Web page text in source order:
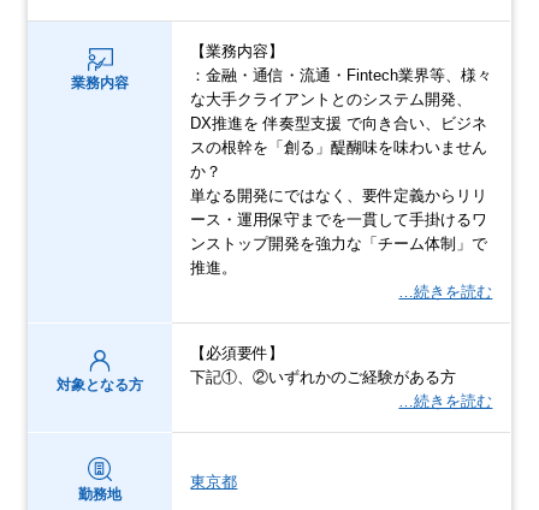
業務内容
【業務内容】
：金融・通信・流通・Fintech業界等、様々
な大手クライアントとのシステム開発、
DX推進を 伴奏型支援 で向き合い、ビジネ
スの根幹を「創る」醍醐味を味わいません
か？
単なる開発にではなく、要件定義からリリ
ース・運用保守までを一貫して手掛けるワ
ンストップ開発を強力な「チーム体制」で
推進。
…続きを読む
対象となる方
【必須要件】
下記①、②いずれかのご経験がある方
…続きを読む
勤務地
東京都